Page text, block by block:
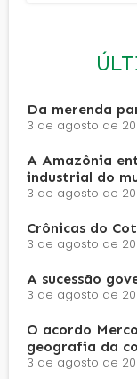
Da merenda
3 de agosto de
A Amazônia
industrial do
3 de agosto de
Crônicas do
3 de agosto de
A sucessão
3 de agosto de
O acordo
geografia da
3 de agosto de